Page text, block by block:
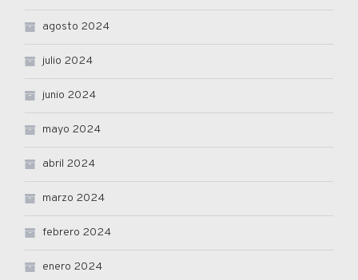
agosto 2024
julio 2024
junio 2024
mayo 2024
abril 2024
marzo 2024
febrero 2024
enero 2024